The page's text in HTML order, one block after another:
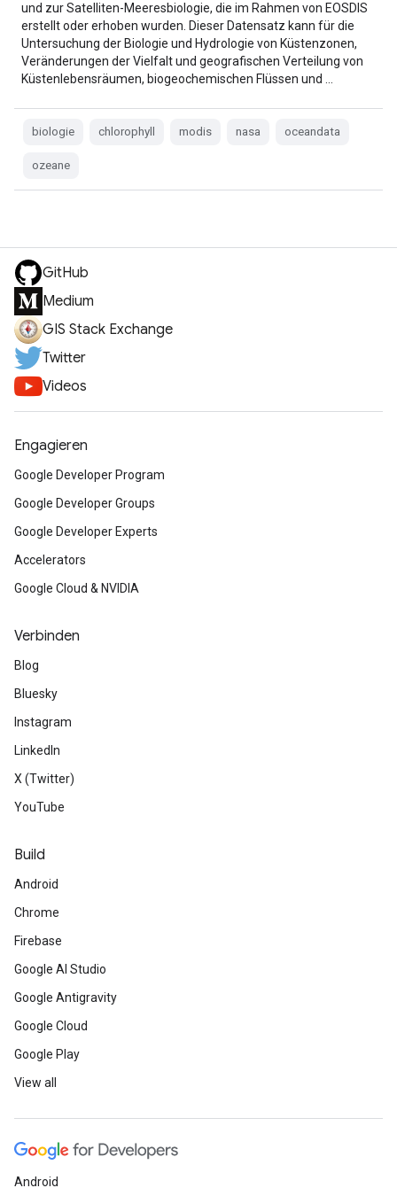
und zur Satelliten-Meeresbiologie, die im Rahmen von EOSDIS
erstellt oder erhoben wurden. Dieser Datensatz kann für die
Untersuchung der Biologie und Hydrologie von Küstenzonen,
Veränderungen der Vielfalt und geografischen Verteilung von
Küstenlebensräumen, biogeochemischen Flüssen und …
biologie chlorophyll modis nasa oceandata
ozeane
GitHub
Medium
GIS Stack Exchange
Twitter
Videos
Engagieren
Google Developer Program
Google Developer Groups
Google Developer Experts
Accelerators
Google Cloud & NVIDIA
Verbinden
Blog
Bluesky
Instagram
LinkedIn
X (Twitter)
YouTube
Build
Android
Chrome
Firebase
Google AI Studio
Google Antigravity
Google Cloud
Google Play
View all
Android